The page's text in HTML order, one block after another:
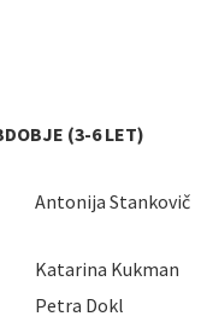
(3-6 LET)
Antonija Stankovič
Katarina Kukman
Petra Dokl